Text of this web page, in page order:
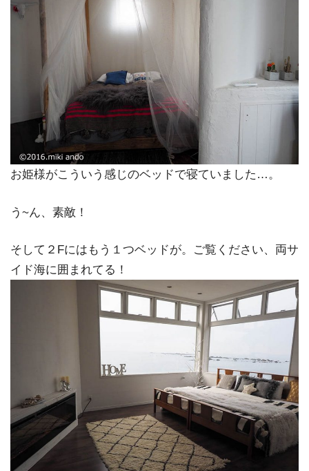
お姫様がこういう感じのベッドで寝ていました…。
う~ん、素敵！
そして２Fにはもう１つベッドが。ご覧ください、両サ
イド海に囲まれてる！